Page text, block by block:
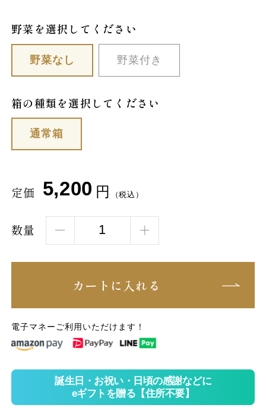
野菜を選択してください
野菜なし 野菜付き
箱の種類を選択してください
通常箱
定価 5,200 円 （税込）
数量
カートに入れる
電子マネーご利用いただけます！